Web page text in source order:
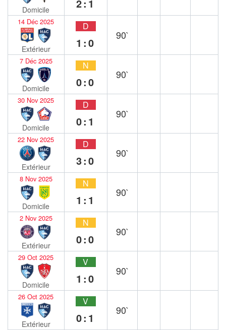
Domicile 2:1
14 Déc 2025
Extérieur
D
1:0
90`
7 Déc 2025
Domicile
N
0:0
90`
30 Nov 2025
Domicile
D
0:1
90`
22 Nov 2025
Extérieur
D
3:0
90`
8 Nov 2025
Domicile
N
1:1
90`
2 Nov 2025
Extérieur
N
0:0
90`
29 Oct 2025
Domicile
V
1:0
90`
26 Oct 2025
Extérieur
V
0:1
90`